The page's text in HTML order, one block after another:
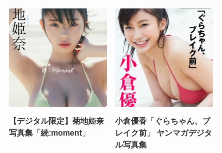
【デジタル限定】菊地姫奈
写真集「続:moment」
小倉優香「ぐらちゃん、ブ
レイク前」 ヤンマガデジタ
ル写真集